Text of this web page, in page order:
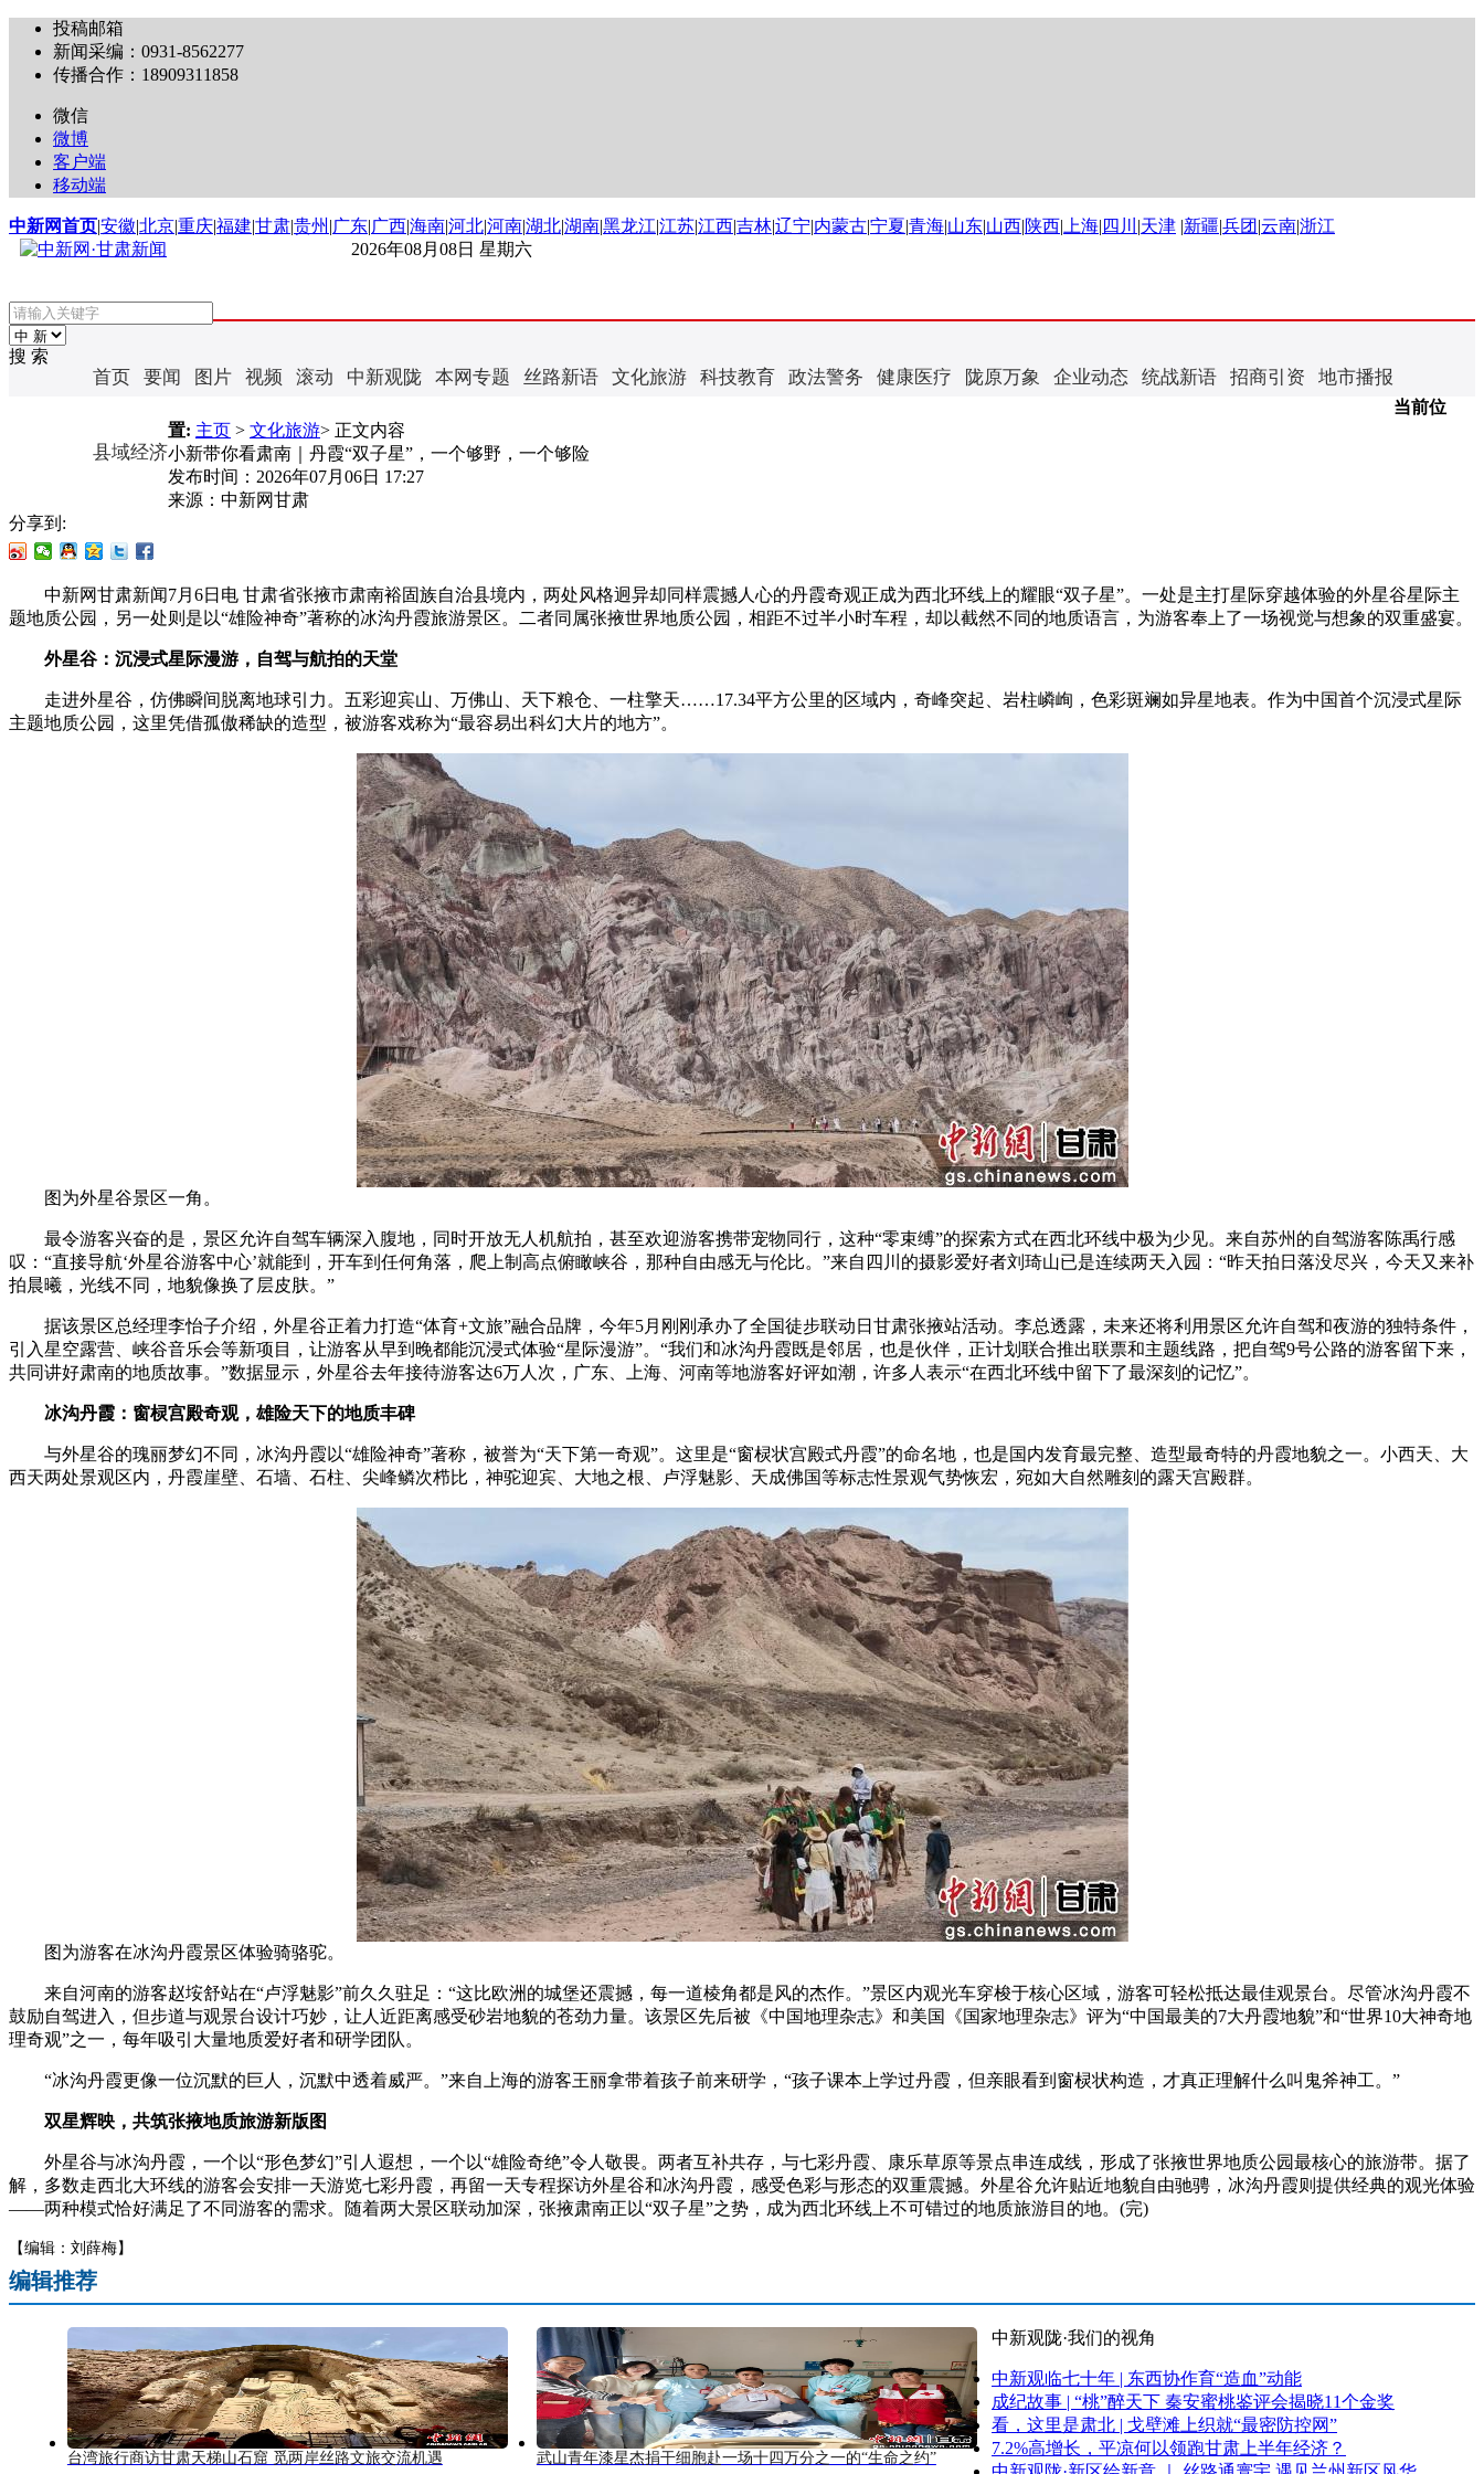
投稿邮箱
新闻采编：0931-8562277
传播合作：18909311858
微信
微博
客户端
移动端
中新网首页|安徽|北京|重庆|福建|甘肃|贵州 |广东|广西|海南|河北|河南|湖北|湖南|黑龙江|江苏|江西|吉林|辽宁|内蒙古|宁夏|青海|山东|山西|陕西| 上海| 四川 |天津 |新疆|兵团 |云南|浙江
2026年08月08日 星期六
搜 索
首页 要闻 图片 视频 滚动 中新观陇 本网专题 丝路新语 文化旅游 科技教育 政法警务 健康医疗 陇原万象 企业动态 统战新语 招商引资 地市播报
县域经济
当前位
置: 主页 > 文化旅游> 正文内容
小新带你看肃南｜丹霞“双子星”，一个够野，一个够险
发布时间： 2026年07月06日 17:27
来源： 中新网甘肃
分享到:
中新网甘肃新闻7月6日电 甘肃省张掖市肃南裕固族自治县境内，两处风格迥异却同样震撼人心的丹霞奇观正成为西北环线上的耀眼“双子星”。一处是主打星际穿越体验的外星谷星际主
题地质公园，另一处则是以“雄险神奇”著称的冰沟丹霞旅游景区。二者同属张掖世界地质公园，相距不过半小时车程，却以截然不同的地质语言，为游客奉上了一场视觉与想象的双重盛宴。
外星谷：沉浸式星际漫游，自驾与航拍的天堂
走进外星谷，仿佛瞬间脱离地球引力。五彩迎宾山、万佛山、天下粮仓、一柱擎天……17.34平方公里的区域内，奇峰突起、岩柱嶙峋，色彩斑斓如异星地表。作为中国首个沉浸式星际
主题地质公园，这里凭借孤傲稀缺的造型，被游客戏称为“最容易出科幻大片的地方”。
图为外星谷景区一角。
最令游客兴奋的是，景区允许自驾车辆深入腹地，同时开放无人机航拍，甚至欢迎游客携带宠物同行，这种“零束缚”的探索方式在西北环线中极为少见。来自苏州的自驾游客陈禹行感
叹：“直接导航‘外星谷游客中心’就能到，开车到任何角落，爬上制高点俯瞰峡谷，那种自由感无与伦比。”来自四川的摄影爱好者刘琦山已是连续两天入园：“昨天拍日落没尽兴，今天又来补
拍晨曦，光线不同，地貌像换了层皮肤。”
据该景区总经理李怡子介绍，外星谷正着力打造“体育+文旅”融合品牌，今年5月刚刚承办了全国徒步联动日甘肃张掖站活动。李总透露，未来还将利用景区允许自驾和夜游的独特条件，
引入星空露营、峡谷音乐会等新项目，让游客从早到晚都能沉浸式体验“星际漫游”。“我们和冰沟丹霞既是邻居，也是伙伴，正计划联合推出联票和主题线路，把自驾9号公路的游客留下来，
共同讲好肃南的地质故事。”数据显示，外星谷去年接待游客达6万人次，广东、上海、河南等地游客好评如潮，许多人表示“在西北环线中留下了最深刻的记忆”。
冰沟丹霞：窗棂宫殿奇观，雄险天下的地质丰碑
与外星谷的瑰丽梦幻不同，冰沟丹霞以“雄险神奇”著称，被誉为“天下第一奇观”。这里是“窗棂状宫殿式丹霞”的命名地，也是国内发育最完整、造型最奇特的丹霞地貌之一。小西天、大
西天两处景观区内，丹霞崖壁、石墙、石柱、尖峰鳞次栉比，神驼迎宾、大地之根、卢浮魅影、天成佛国等标志性景观气势恢宏，宛如大自然雕刻的露天宫殿群。
图为游客在冰沟丹霞景区体验骑骆驼。
来自河南的游客赵垵舒站在“卢浮魅影”前久久驻足：“这比欧洲的城堡还震撼，每一道棱角都是风的杰作。”景区内观光车穿梭于核心区域，游客可轻松抵达最佳观景台。尽管冰沟丹霞不
鼓励自驾进入，但步道与观景台设计巧妙，让人近距离感受砂岩地貌的苍劲力量。该景区先后被《中国地理杂志》和美国《国家地理杂志》评为“中国最美的7大丹霞地貌”和“世界10大神奇地
理奇观”之一，每年吸引大量地质爱好者和研学团队。
“冰沟丹霞更像一位沉默的巨人，沉默中透着威严。”来自上海的游客王丽拿带着孩子前来研学，“孩子课本上学过丹霞，但亲眼看到窗棂状构造，才真正理解什么叫鬼斧神工。”
双星辉映，共筑张掖地质旅游新版图
外星谷与冰沟丹霞，一个以“形色梦幻”引人遐想，一个以“雄险奇绝”令人敬畏。两者互补共存，与七彩丹霞、康乐草原等景点串连成线，形成了张掖世界地质公园最核心的旅游带。据了
解，多数走西北大环线的游客会安排一天游览七彩丹霞，再留一天专程探访外星谷和冰沟丹霞，感受色彩与形态的双重震撼。外星谷允许贴近地貌自由驰骋，冰沟丹霞则提供经典的观光体验
——两种模式恰好满足了不同游客的需求。随着两大景区联动加深，张掖肃南正以“双子星”之势，成为西北环线上不可错过的地质旅游目的地。(完)
【编辑：刘薛梅】
编辑推荐
台湾旅行商访甘肃天梯山石窟 觅两岸丝路文旅交流机遇 武山青年漆星杰捐干细胞赴一场十四万分之一的“生命之约”
中新观陇·我们的视角
中新观临七十年 | 东西协作育“造血”动能
成纪故事 | “桃”醉天下 秦安蜜桃鉴评会揭晓11个金奖
看，这里是肃北 | 戈壁滩上织就“最密防控网”
7.2%高增长，平凉何以领跑甘肃上半年经济？